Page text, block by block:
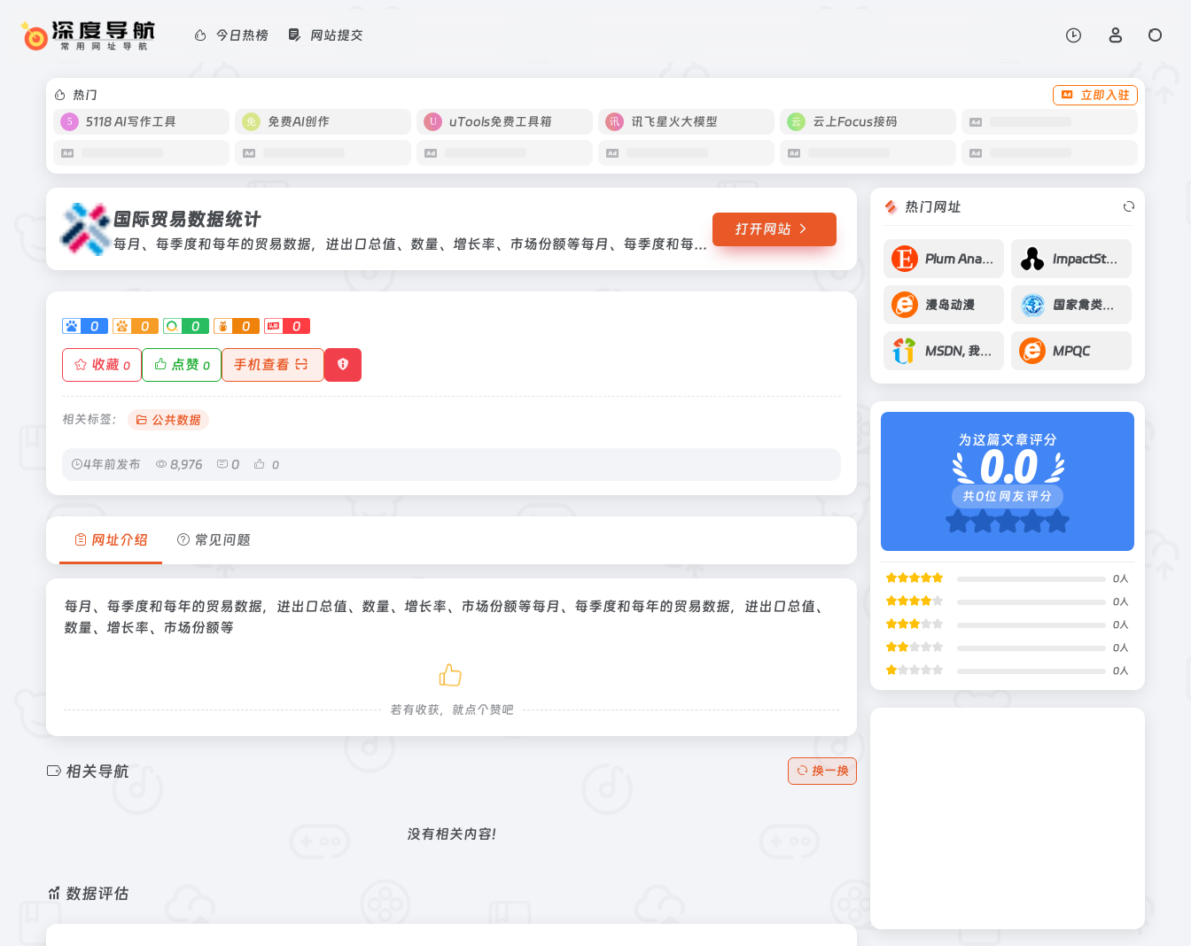
今日热榜 网站提交
热门
立即入驻
5118 AI写作工具
免费AI创作 uTools免费工具箱 讯飞星火大模型 云上Focus接码
国际贸易数据统计
每月、每季度和每年的贸易数据，进出口总值、数量、增长率、市场份额等每月、每季度和每年的贸易数据，进出口总值、数量、增长率、市场份额等
打开网站
0 0 0 0 0
收藏 0 点赞 0 手机查看
相关标签： 公共数据
4年前发布 8,976 0 0
网址介绍 常见问题
每月、每季度和每年的贸易数据，进出口总值、数量、增长率、市场份额等每月、每季度和每年的贸易数据，进出口总值、
数量、增长率、市场份额等
若有收获，就点个赞吧
相关导航 换一换
没有相关内容!
数据评估
热门网址
Plum Analytics ImpactStory
漫岛动漫 国家禽类实验动物种子中心
MSDN, 我告诉你 – 做一个安静的工具站 MPQC
为这篇文章评分
0.0
共0位网友评分
0人
0人
0人
0人
0人